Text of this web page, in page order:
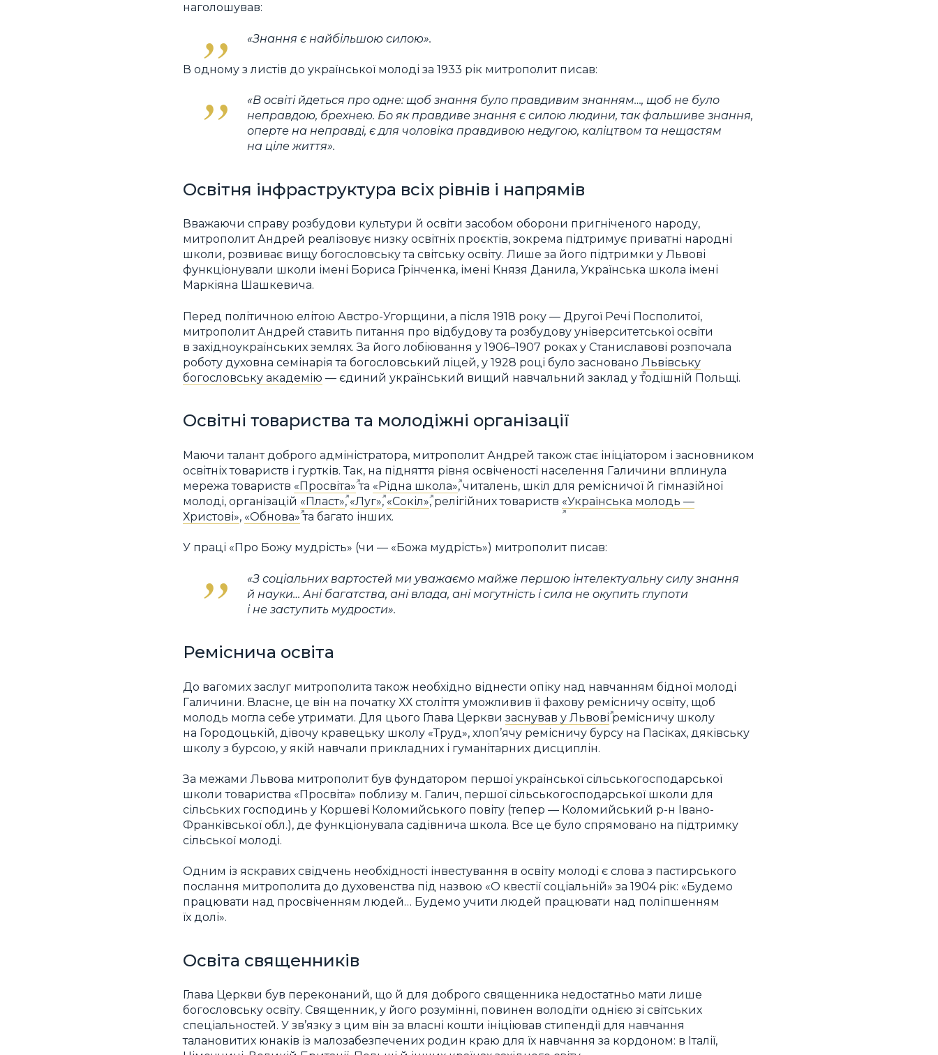
наголошував:
«Знання є найбільшою силою».
В одному з листів до української молоді за 1933 рік митрополит писав:
«В освіті йдеться про одне: щоб знання було правдивим знанням…, щоб не було
неправдою, брехнею. Бо як правдиве знання є силою людини, так фальшиве знання,
оперте на неправді, є для чоловіка правдивою недугою, каліцтвом та нещастям
на ціле життя».
Освітня інфраструктура всіх рівнів і напрямів
Вважаючи справу розбудови культури й освіти засобом оборони пригніченого народу,
митрополит Андрей реалізовує низку освітніх проєктів, зокрема підтримує приватні народні
школи, розвиває вищу богословську та світську освіту. Лише за його підтримки у Львові
функціонували школи імені Бориса Грінченка, імені Князя Данила, Українська школа імені
Маркіяна Шашкевича.
Перед політичною елітою Австро-Угорщини, а після 1918 року — Другої Речі Посполитої,
митрополит Андрей ставить питання про відбудову та розбудову університетської освіти
в західноукраїнських землях. За його лобіювання у 1906–1907 роках у Станиславові розпочала
роботу духовна семінарія та богословський ліцей, у 1928 році було засновано Львівську
богословську академію — єдиний український вищий навчальний заклад у тодішній Польщі.
Освітні товариства та молодіжні організації
Маючи талант доброго адміністратора, митрополит Андрей також стає ініціатором і засновником
освітніх товариств і гуртків. Так, на підняття рівня освіченості населення Галичини вплинула
мережа товариств «Просвіта»та «Рідна школа», читалень, шкіл для ремісничої й гімназійної
молоді, організацій «Пласт»,«Луг»,«Сокіл», релігійних товариств «Українська молодь —
Христові», «Обнова»та багато інших.
У праці «Про Божу мудрість» (чи — «Божа мудрість») митрополит писав:
«З соціальних вартостей ми уважаємо майже першою інтелектуальну силу знання
й науки… Ані багатства, ані влада, ані могутність і сила не окупить глупоти
і не заступить мудрости».
Реміснича освіта
До вагомих заслуг митрополита також необхідно віднести опіку над навчанням бідної молоді
Галичини. Власне, це він на початку ХХ століття уможливив її фахову ремісничу освіту, щоб
молодь могла себе утримати. Для цього Глава Церкви заснував у Львовіремісничу школу
на Городоцькій, дівочу кравецьку школу «Труд», хлоп’ячу ремісничу бурсу на Пасіках, дяківську
школу з бурсою, у якій навчали прикладних і гуманітарних дисциплін.
За межами Львова митрополит був фундатором першої української сільськогосподарської
школи товариства «Просвіта» поблизу м. Галич, першої сільськогосподарської школи для
сільських господинь у Коршеві Коломийського повіту (тепер — Коломийський р-н Івано-
Франківської обл.), де функціонувала садівнича школа. Все це було спрямовано на підтримку
сільської молоді.
Одним із яскравих свідчень необхідності інвестування в освіту молоді є слова з пастирського
послання митрополита до духовенства під назвою «О квестії соціальній» за 1904 рік: «Будемо
працювати над просвіченням людей… Будемо учити людей працювати над поліпшенням
їх долі».
Освіта священників
Глава Церкви був переконаний, що й для доброго священника недостатньо мати лише
богословську освіту. Священник, у його розумінні, повинен володіти однією зі світських
спеціальностей. У зв’язку з цим він за власні кошти ініціював стипендії для навчання
талановитих юнаків із малозабезпечених родин краю для їх навчання за кордоном: в Італії,